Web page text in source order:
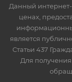
Данный интернет-
ценах,
является
Статьи 437
Для